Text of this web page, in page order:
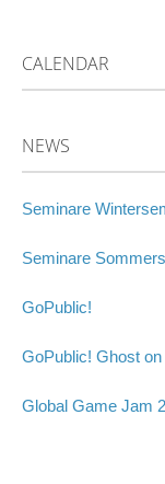
CALENDAR
NEWS
Seminare
Seminare
GoPublic!
GoPublic! Ghost on
Global Game Jam